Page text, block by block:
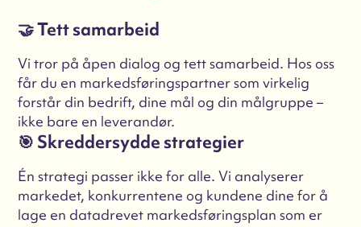
🤝 Tett samarbeid
Vi tror på åpen dialog og tett samarbeid. Hos oss
får du en markedsføringspartner som virkelig
forstår din bedrift, dine mål og din målgruppe –
ikke bare en leverandør.
🎯 Skreddersydde strategier
Én strategi passer ikke for alle. Vi analyserer
markedet, konkurrentene og kundene dine for å
lage en datadrevet markedsføringsplan som er